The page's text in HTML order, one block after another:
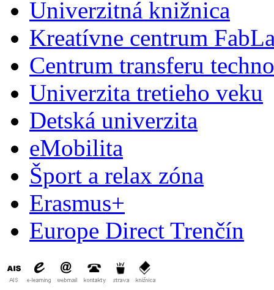
Univerzitná knižnica
Kreatívne centrum
Centrum transferu
Univerzita tretieho veku
Detská univerzita
eMobilita
Šport a relax zóna
Erasmus+
Europe Direct Trenčín